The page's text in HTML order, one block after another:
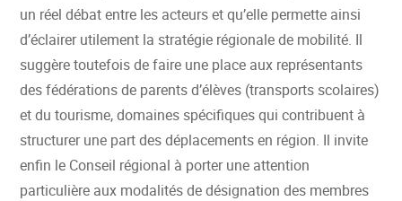
un réel débat entre les acteurs et qu’elle permette ainsi
d’éclairer utilement la stratégie régionale de mobilité. Il
suggère toutefois de faire une place aux représentants
des fédérations de parents d’élèves (transports scolaires)
et du tourisme, domaines spécifiques qui contribuent à
structurer une part des déplacements en région. Il invite
enfin le Conseil régional à porter une attention
particulière aux modalités de désignation des membres